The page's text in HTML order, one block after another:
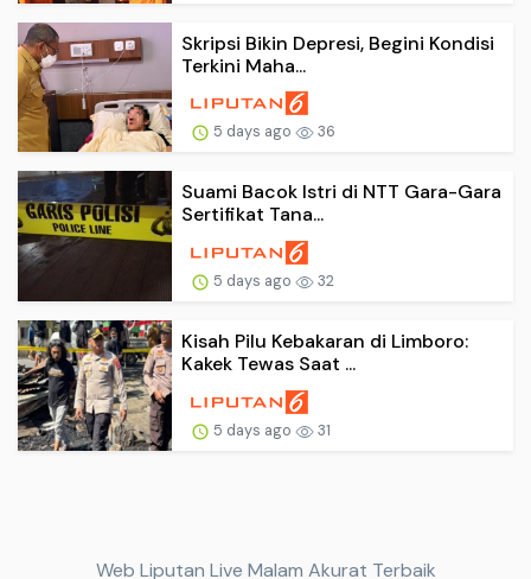
Skripsi Bikin Depresi, Begini Kondisi
Terkini Maha...
5 days ago 36
Suami Bacok Istri di NTT Gara-Gara
Sertifikat Tana...
5 days ago 32
Kisah Pilu Kebakaran di Limboro:
Kakek Tewas Saat ...
5 days ago 31
Web Liputan Live Malam Akurat Terbaik